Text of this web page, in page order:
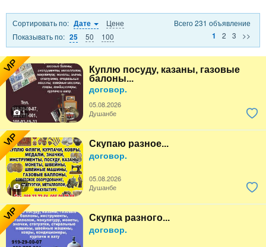
Сортировать по: Дате
Цене
Показывать по: 25 50 100
Всего 231 объявление
1
2 3 >>
VIP
Куплю посуду, казаны, газовые
балоны...
договор.
05.08.2026
1
Душанбе
VIP Скупаю разное...
договор.
05.08.2026
7
Душанбе
VIP Скупка разного...
договор.